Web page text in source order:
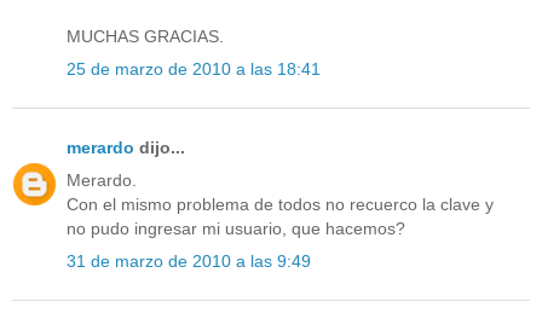
MUCHAS GRACIAS.
25 de marzo de 2010 a las 18:41
merardo dijo...
Merardo.
Con el mismo problema de todos no recuerco la clave y
no pudo ingresar mi usuario, que hacemos?
31 de marzo de 2010 a las 9:49